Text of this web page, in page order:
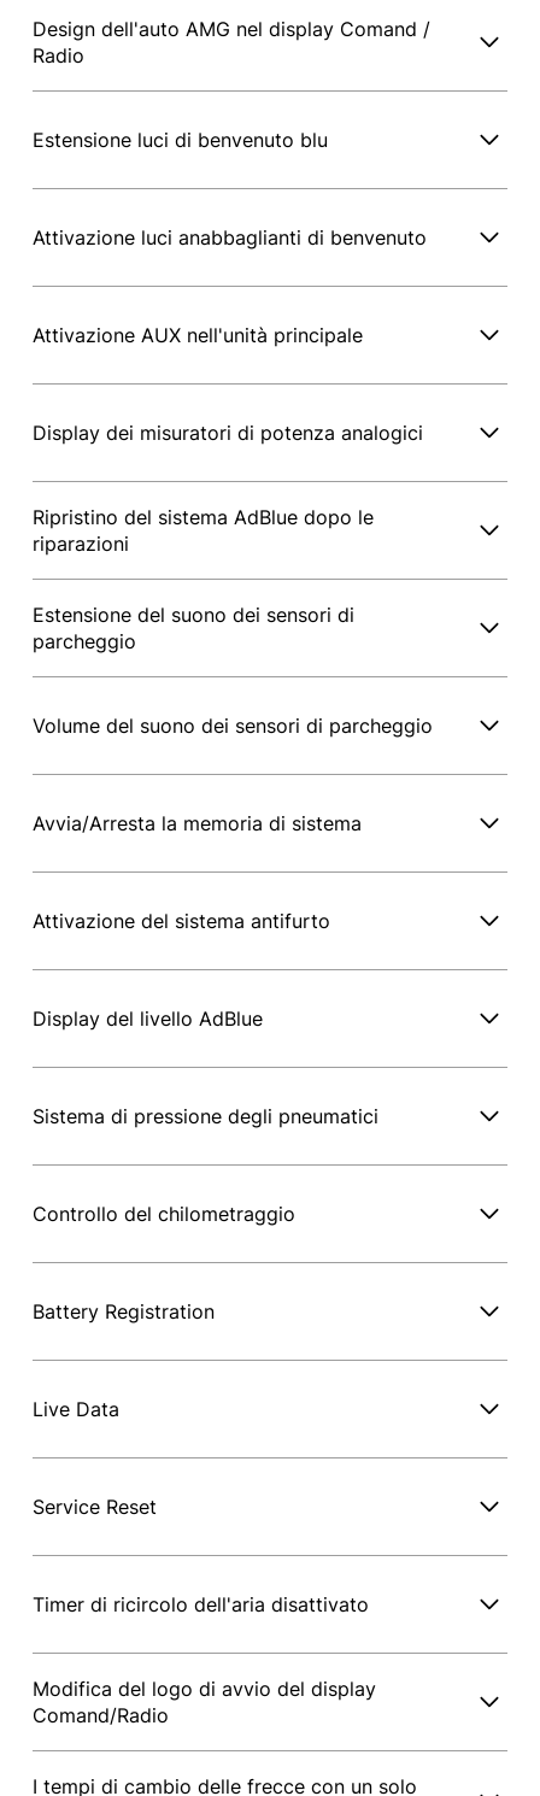
Design dell'auto AMG nel display Comand /
Radio
Estensione luci di benvenuto blu
Attivazione luci anabbaglianti di benvenuto
Attivazione AUX nell'unità principale
Display dei misuratori di potenza analogici
Ripristino del sistema AdBlue dopo le
riparazioni
Estensione del suono dei sensori di
parcheggio
Volume del suono dei sensori di parcheggio
Avvia/Arresta la memoria di sistema
Attivazione del sistema antifurto
Display del livello AdBlue
Sistema di pressione degli pneumatici
Controllo del chilometraggio
Battery Registration
Live Data
Service Reset
Timer di ricircolo dell'aria disattivato
Modifica del logo di avvio del display
Comand/Radio
I tempi di cambio delle frecce con un solo